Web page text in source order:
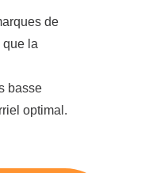
de
que la
basse
optimal.